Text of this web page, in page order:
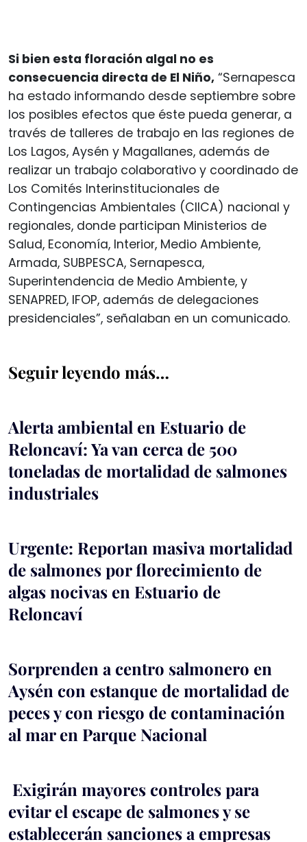
Si bien esta floración algal no es
consecuencia directa de El Niño, “Sernapesca
ha estado informando desde septiembre sobre
los posibles efectos que éste pueda generar, a
través de talleres de trabajo en las regiones de
Los Lagos, Aysén y Magallanes, además de
realizar un trabajo colaborativo y coordinado de
Los Comités Interinstitucionales de
Contingencias Ambientales (CIICA) nacional y
regionales, donde participan Ministerios de
Salud, Economía, Interior, Medio Ambiente,
Armada, SUBPESCA, Sernapesca,
Superintendencia de Medio Ambiente, y
SENAPRED, IFOP, además de delegaciones
presidenciales”, señalaban en un comunicado.
Seguir leyendo más…
Alerta ambiental en Estuario de
Reloncaví: Ya van cerca de 500
toneladas de mortalidad de salmones
industriales
Urgente: Reportan masiva mortalidad
de salmones por florecimiento de
algas nocivas en Estuario de
Reloncaví
Sorprenden a centro salmonero en
Aysén con estanque de mortalidad de
peces y con riesgo de contaminación
al mar en Parque Nacional
Exigirán mayores controles para
evitar el escape de salmones y se
establecerán sanciones a empresas